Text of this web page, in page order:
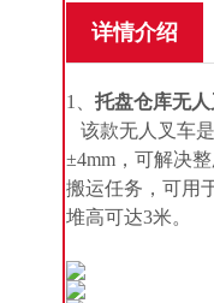
详情介绍
1、 托盘仓库无
该款无人叉车
±4mm，可解决
搬运任务，可用
堆高可达3米。